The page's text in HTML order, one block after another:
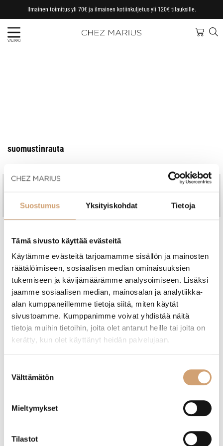
Suostumus Yksityiskohdat Tietoja
Tämä sivusto käyttää evästeitä
Käytämme evästeitä tarjoamamme sisällön ja mainosten
räätälöimiseen, sosiaalisen median ominaisuuksien
tukemiseen ja kävijämäärämme analysoimiseen. Lisäksi
jaamme sosiaalisen median, mainosalan ja analytiikka-
alan kumppaneillemme tietoja siitä, miten käytät
sivustoamme. Kumppanimme voivat yhdistää näitä
tietoja muihin tietoihin, joita olet antanut heille tai joita on
kerätty, kun olet käyttänyt heidän palvelujaan.
valinta
Välttämätön
Mieltymykset
Tilastot
Ilmainen toimitus yli 70€ ja ilmainen kotiinkuljetus yli 120€ tilauksille.
VALIKKO
suomustinrauta
Jo vuodesta 1997
Kotimainen perheyritys
varastosta
Etusivu/ Tuotteet avainsanalla “suomustinrauta”
Näytetään kaikki 2 tulosta
Westmark keräävä suomustusrauta
18,90€